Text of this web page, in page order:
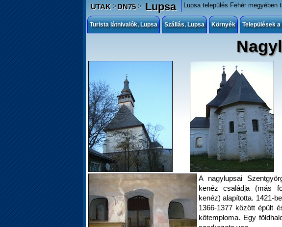
UTAK>DN75>Lupsa Lupsa település Fehér megyében
Turista látnivalók, Lupsa Szállás, Lupsa Környék Települések
A nagylupsai
kenéz családja (más
kenéz) alapította. 1421-
1366-1377 között épült
kőtemploma. Egy